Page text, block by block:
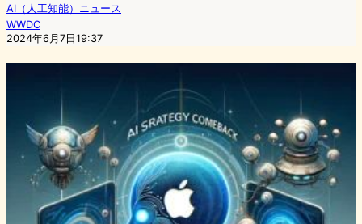
AI（人工知能）ニュース
WWDC
2024年6月7日19:37